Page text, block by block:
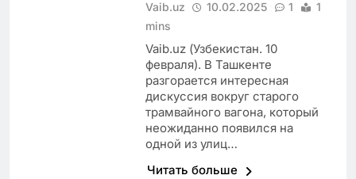
Vaib.uz 10.02.2025 1
1
mins
Vaib.uz (Узбекистан. 10
февраля). В Ташкенте
разгорается интересная
дискуссия вокруг старого
трамвайного вагона, который
неожиданно появился на
одной из улиц…
Читать больше